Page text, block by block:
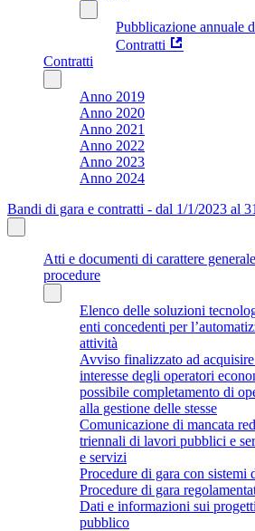
Pubblicazione annuale
Contratti
Contratti
Anno 2019
Anno 2020
Anno 2021
Anno 2022
Anno 2023
Anno 2024
Bandi di gara e contratti - dal 1/1/2023 al
Atti e documenti di carattere
procedure
Elenco delle soluzioni
enti concedenti per
attività
Avviso finalizzato ad
interesse degli operatori
possibile completamento di
alla gestione delle stesse
Comunicazione di mancata
triennali di lavori pubblici e
e servizi
Procedure di gara con sistemi
Procedure di gara
Dati e informazioni sui
pubblico